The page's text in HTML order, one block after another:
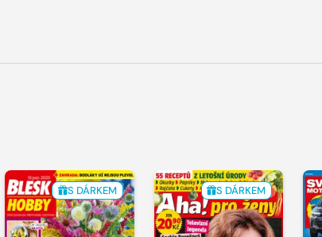
S DÁRKEM S DÁRKEM